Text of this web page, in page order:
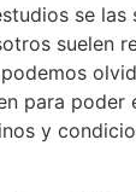
se las
suelen
para poder
y